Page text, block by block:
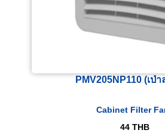
PMV205NP110 (เป่
Cabinet Filter
44 THB